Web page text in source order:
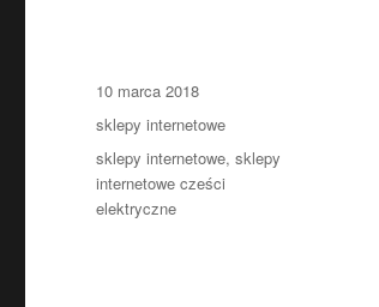
Data
publikacji
10 marca 2018
Kategorie
sklepy internetowe
Tagi
sklepy internetowe,sklepy
internetowe cześci
elektryczne